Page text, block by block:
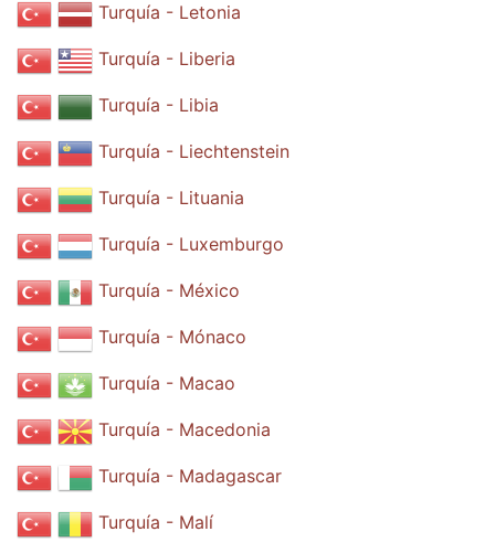
Turquía - Letonia
Turquía - Liberia
Turquía - Libia
Turquía - Liechtenstein
Turquía - Lituania
Turquía - Luxemburgo
Turquía - México
Turquía - Mónaco
Turquía - Macao
Turquía - Macedonia
Turquía - Madagascar
Turquía - Malí